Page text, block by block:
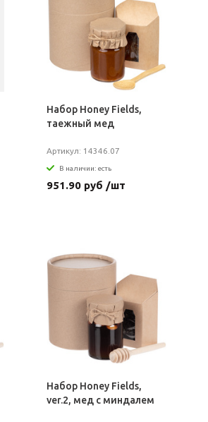
Набор Honey Fields,
таежный мед
Артикул: 14346.07
В наличии: есть
951.90 руб /шт
Набор Honey Fields,
ver.2, мед с миндалем